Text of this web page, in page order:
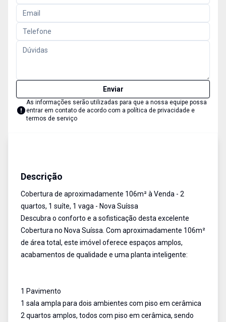
Enviar
As informações serão utilizadas para que a nossa equipe possa
entrar em contato de acordo com a política de privacidade e
termos de serviço
Descrição
Cobertura de aproximadamente 106m² à Venda - 2
quartos, 1 suíte, 1 vaga - Nova Suíssa
Descubra o conforto e a sofisticação desta excelente
Cobertura no Nova Suíssa. Com aproximadamente 106m²
de área total, este imóvel oferece espaços amplos,
acabamentos de qualidade e uma planta inteligente:
1 Pavimento
1 sala ampla para dois ambientes com piso em cerâmica
2 quartos amplos, todos com piso em cerâmica, sendo